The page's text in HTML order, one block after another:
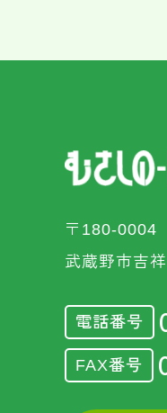
〒180-0004
武蔵野市吉
電話番号
FAX番号